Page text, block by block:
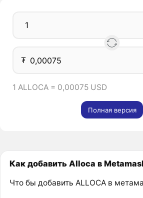
₮
1 ALLOCA = 0,00075 USD
Полная версия
Как добавить Alloca в
Что бы добавить ALLOCA в